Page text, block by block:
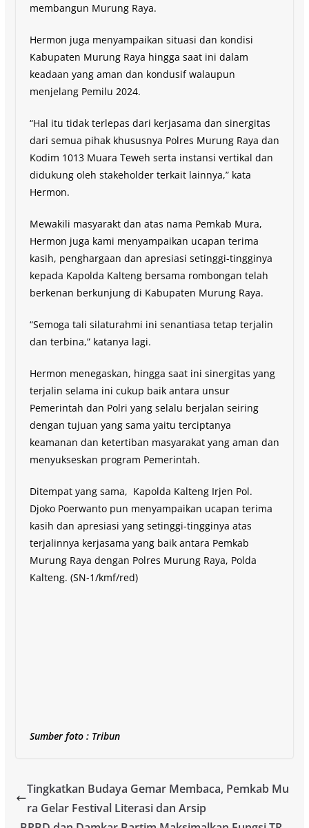
membangun Murung Raya.
Hermon juga menyampaikan situasi dan kondisi
Kabupaten Murung Raya hingga saat ini dalam
keadaan yang aman dan kondusif walaupun
menjelang Pemilu 2024.
“Hal itu tidak terlepas dari kerjasama dan sinergitas
dari semua pihak khususnya Polres Murung Raya dan
Kodim 1013 Muara Teweh serta instansi vertikal dan
didukung oleh stakeholder terkait lainnya,” kata
Hermon.
Mewakili masyarakt dan atas nama Pemkab Mura,
Hermon juga kami menyampaikan ucapan terima
kasih, penghargaan dan apresiasi setinggi-tingginya
kepada Kapolda Kalteng bersama rombongan telah
berkenan berkunjung di Kabupaten Murung Raya.
“Semoga tali silaturahmi ini senantiasa tetap terjalin
dan terbina,” katanya lagi.
Hermon menegaskan, hingga saat ini sinergitas yang
terjalin selama ini cukup baik antara unsur
Pemerintah dan Polri yang selalu berjalan seiring
dengan tujuan yang sama yaitu terciptanya
keamanan dan ketertiban masyarakat yang aman dan
menyukseskan program Pemerintah.
Ditempat yang sama, Kapolda Kalteng Irjen Pol.
Djoko Poerwanto pun menyampaikan ucapan terima
kasih dan apresiasi yang setinggi-tingginya atas
terjalinnya kerjasama yang baik antara Pemkab
Murung Raya dengan Polres Murung Raya, Polda
Kalteng. (SN-1/kmf/red)
Sumber foto : Tribun
Tingkatkan Budaya Gemar Membaca, Pemkab Mu
ra Gelar Festival Literasi dan Arsip